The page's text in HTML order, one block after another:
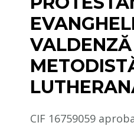
VALDENZĂ
CIF 16759059